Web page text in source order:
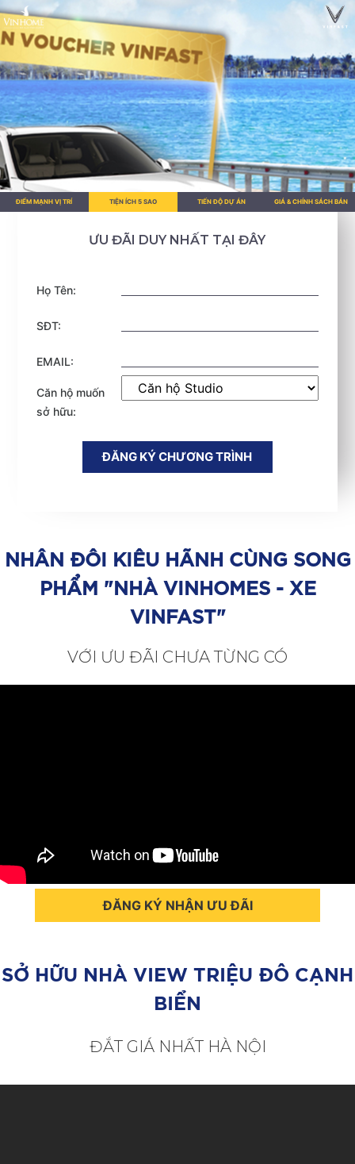
ĐIỂM MẠNH VỊ TRÍ TIỆN ÍCH 5 SAO TIẾN ĐỘ DỰ ÁN GIÁ & CHÍNH SÁCH BÁN
ƯU ĐÃI DUY NHẤT TẠI ĐÂY
Họ Tên:
SĐT:
EMAIL:
Căn hộ muốn
sở hữu:
ĐĂNG KÝ CHƯƠNG TRÌNH
NHÂN ĐÔI KIÊU HÃNH CÙNG SONG
PHẨM "NHÀ VINHOMES - XE
VINFAST"
VỚI ƯU ĐÃI CHƯA TỪNG CÓ
ĐĂNG KÝ NHẬN ƯU ĐÃI
SỞ HỮU NHÀ VIEW TRIỆU ĐÔ CẠNH
BIỂN
ĐẮT GIÁ NHẤT HÀ NỘI